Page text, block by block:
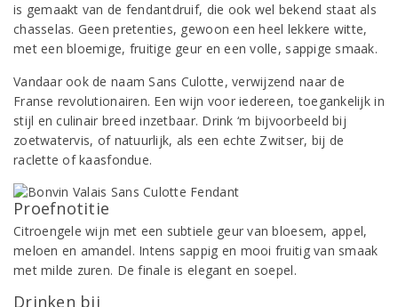
is gemaakt van de fendantdruif, die ook wel bekend staat als
chasselas. Geen pretenties, gewoon een heel lekkere witte,
met een bloemige, fruitige geur en een volle, sappige smaak.
Vandaar ook de naam Sans Culotte, verwijzend naar de
Franse revolutionairen. Een wijn voor iedereen, toegankelijk in
stijl en culinair breed inzetbaar. Drink ‘m bijvoorbeeld bij
zoetwatervis, of natuurlijk, als een echte Zwitser, bij de
raclette of kaasfondue.
Proefnotitie
Citroengele wijn met een subtiele geur van bloesem, appel,
meloen en amandel. Intens sappig en mooi fruitig van smaak
met milde zuren. De finale is elegant en soepel.
Drinken bij